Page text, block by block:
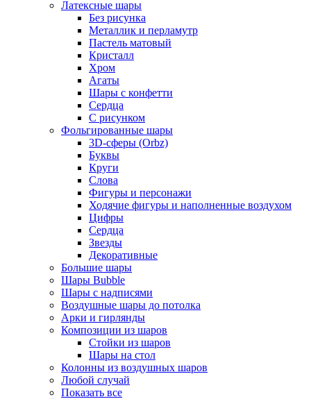
Латексные шары
Без рисунка
Металлик и перламутр
Пастель матовый
Кристалл
Хром
Агаты
Шары с конфетти
Сердца
С рисунком
Фольгированные шары
3D-сферы (Orbz)
Буквы
Круги
Слова
Фигуры и персонажи
Ходячие фигуры и наполненные воздухом
Цифры
Сердца
Звезды
Декоративные
Большие шары
Шары Bubble
Шары с надписями
Воздушные шары до потолка
Арки и гирлянды
Композиции из шаров
Стойки из шаров
Шары на стол
Колонны из воздушных шаров
Любой случай
Показать все